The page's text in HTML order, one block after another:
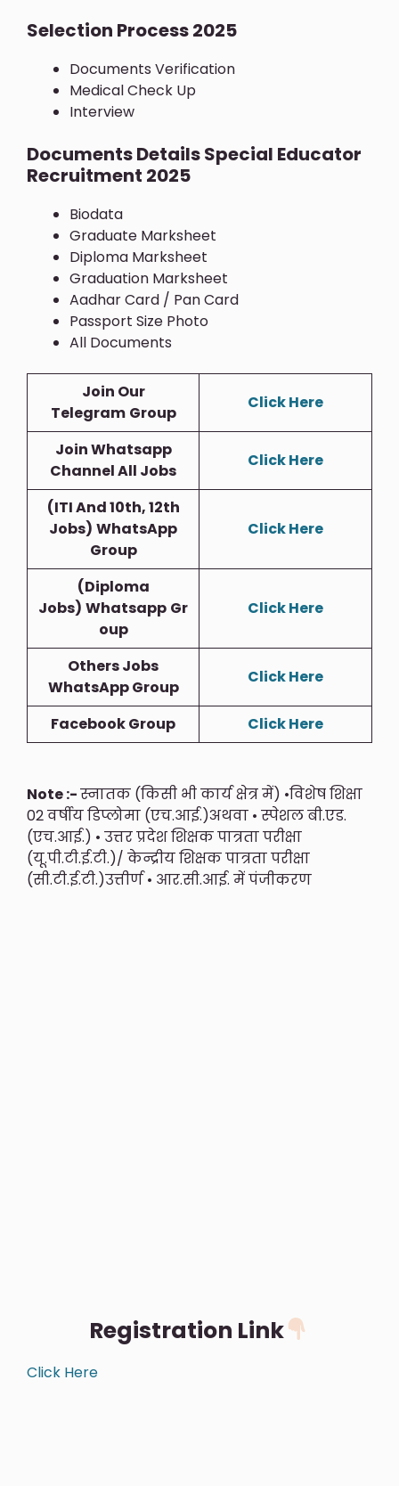
Selection Process 2025
Documents Verification
Medical Check Up
Interview
Documents DetailsSpecial Educator
Recruitment 2025
Biodata
Graduate Marksheet
Diploma Marksheet
Graduation Marksheet
Aadhar Card / Pan Card
Passport Size Photo
All Documents
Join Our
Telegram Group
Click Here
Join Whatsapp
Channel All Jobs
Click Here
(ITI And 10th, 12th
Jobs) WhatsApp
Group
Click Here
(Diploma
Jobs) Whatsapp Gr
Oup
Click Here
Others Jobs
WhatsApp Group
Click Here
Facebook Group Click Here
Note :-स्नातक (किसी भी कार्य क्षेत्र में) •विशेष शिक्षा
02 वर्षीय डिप्लोमा (एच.आई.)अथवा • स्पेशल बी.एड.
(एच.आई.) • उत्तर प्रदेश शिक्षक पात्रता परीक्षा
(यू.पी.टी.ई.टी.)/ केन्द्रीय शिक्षक पात्रता परीक्षा
(सी.टी.ई.टी.)उत्तीर्ण • आर.सी.आई. में पंजीकरण
Registration Link
Click Here